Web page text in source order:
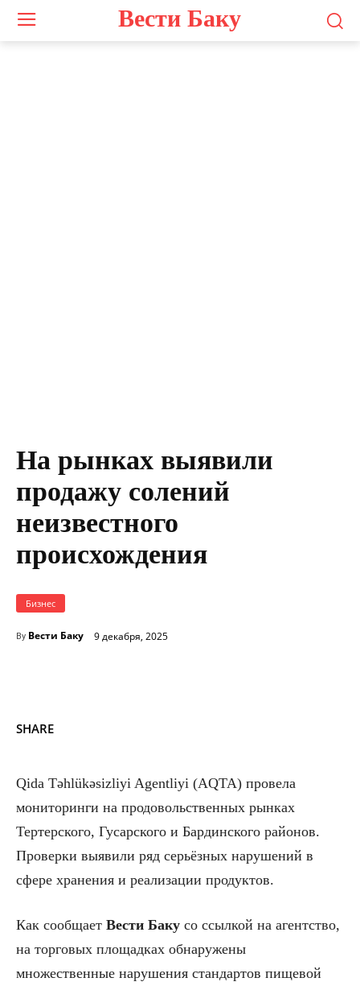
Вести Баку
На рынках выявили
продажу солений
неизвестного
происхождения
Бизнес
By Вести Баку 9 декабря, 2025
SHARE
Qida Təhlükəsizliyi Agentliyi (AQTA) провела
мониторинги на продовольственных рынках
Тертерского, Гусарского и Бардинского районов.
Проверки выявили ряд серьёзных нарушений в
сфере хранения и реализации продуктов.
Как сообщает Вести Баку со ссылкой на агентство,
на торговых площадках обнаружены
множественные нарушения стандартов пищевой